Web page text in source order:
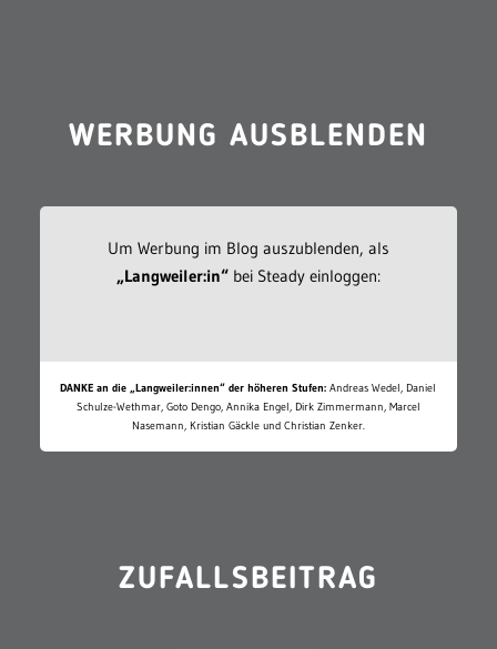
WERBUNG AUSBLENDEN
Um Werbung im Blog auszublenden, als
„Langweiler:in“bei Steady einloggen:
DANKE an die „Langweiler:innen“ der höheren Stufen: Andreas Wedel, Daniel
Schulze-Wethmar, Goto Dengo, Annika Engel, Dirk Zimmermann, Marcel
Nasemann, Kristian Gäckle und Christian Zenker.
ZUFALLSBEITRAG